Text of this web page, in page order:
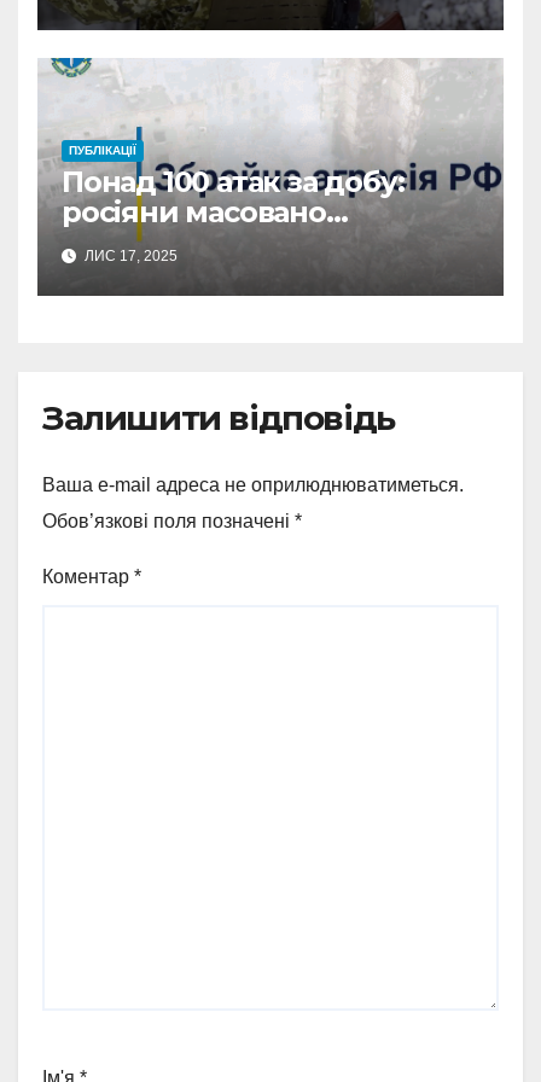
окупантів та два їх укриття
(відео)
ПУБЛІКАЦІЇ
Понад 100 атак за добу:
росіяни масовано
обстріляли Сумщину
ЛИС 17, 2025
Залишити відповідь
Ваша e-mail адреса не оприлюднюватиметься.
Обов’язкові поля позначені *
Коментар *
Ім'я *